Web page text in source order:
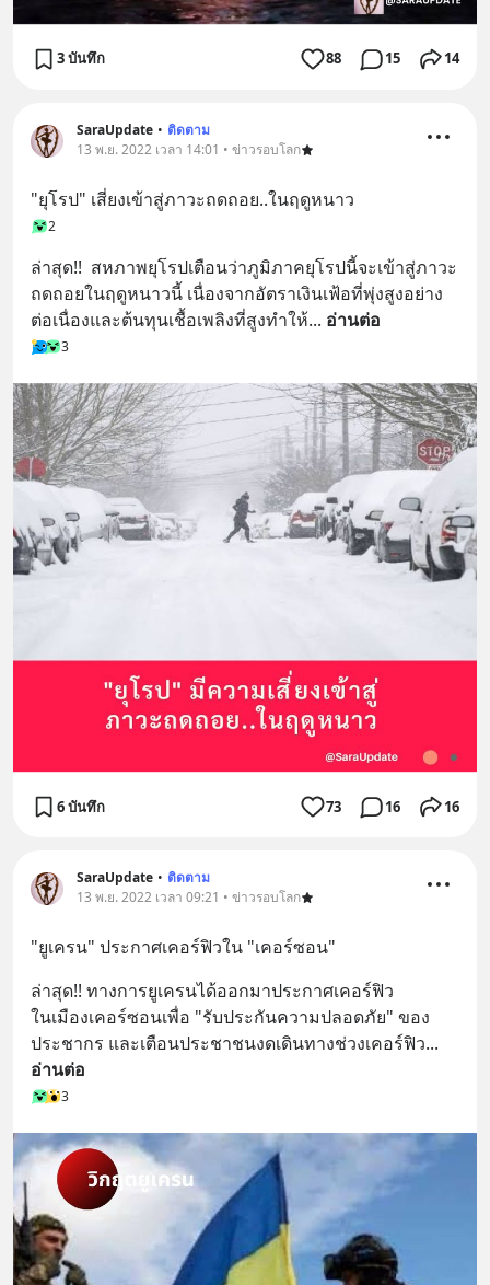
3 บันทึก 88 15 14
SaraUpdate • ติดตาม
13 พ.ย. 2022 เวลา 14:01 • ข่าวรอบโลก
"ยุโรป" เสี่ยงเข้าสู่ภาวะถดถอย..ในฤดูหนาว
2
ล่าสุด!!  สหภาพยุโรปเตือนว่าภูมิภาคยุโรปนี้จะเข้าสู่ภาวะ
ถดถอยในฤดูหนาวนี้ เนื่องจากอัตราเงินเฟ้อที่พุ่งสูงอย่าง
ต่อเนื่องและต้นทุนเชื้อเพลิงที่สูงทำให้... อ่านต่อ
3
6 บันทึก 73 16 16
SaraUpdate • ติดตาม
13 พ.ย. 2022 เวลา 09:21 • ข่าวรอบโลก
"ยูเครน" ประกาศเคอร์ฟิวใน "เคอร์ซอน"
ล่าสุด!! ทางการยูเครนได้ออกมาประกาศเคอร์ฟิว
ในเมืองเคอร์ซอนเพื่อ "รับประกันความปลอดภัย" ของ
ประชากร และเตือนประชาชนงดเดินทางช่วงเคอร์ฟิว
อ่านต่อ
3